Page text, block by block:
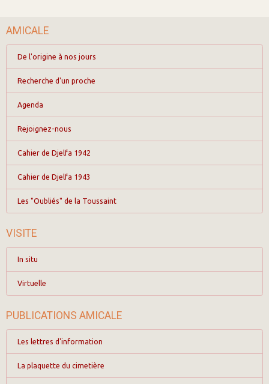
AMICALE
De l'origine à nos jours
Recherche d'un proche
Agenda
Rejoignez-nous
Cahier de Djelfa 1942
Cahier de Djelfa 1943
Les "Oubliés" de la Toussaint
VISITE
In situ
Virtuelle
PUBLICATIONS AMICALE
Les lettres d'information
La plaquette du cimetière